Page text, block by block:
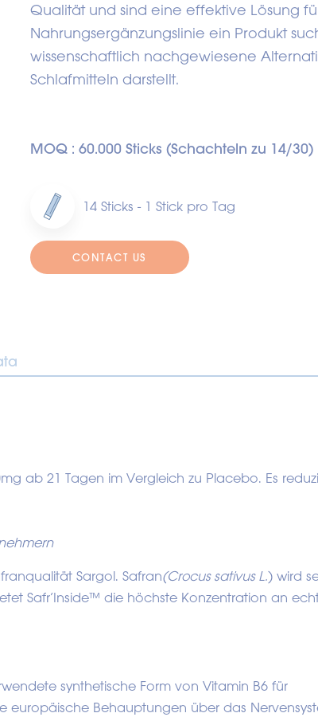
Qualität und sind eine effektive Lösung
Nahrungsergänzungslinie ein Produkt
wissenschaftlich nachgewiesene
Schlafmitteln darstellt.
MOQ : 60.000 Sticks (Schachteln zu 14/30)
14 Sticks - 1 Stick pro Tag
CONTACT US
ab 21 Tagen im Vergleich zu Placebo. Es
Sargol. Safran(Crocus sativus L.) wird
Safr’Inside™ die höchste Konzentration an
synthetische Form von Vitamin B6 für
europäische Behauptungen über das